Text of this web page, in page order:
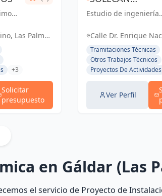
y
Las Palmas
España
+3
Solicitar
presupuesto
INGENEIRIA Y
DESPACHO
TÉCNICO
Estudio de ingeniería
integrales,
por su enfoque en el
trato humano y directo
con el cliente.
Calle Dr. Enrique
Hernández,
España
Tramitaciones Técnicas
Otros Trabajos Técnicos
Proyectos De Actividades
Ver Perfil
en Gáldar (Las
el servicio de Proyecto de